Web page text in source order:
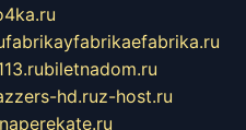
fabrikayfabrikaefabrika.ru
biletnadom.ru
hd.ruz-host.ru
naperekate.ru